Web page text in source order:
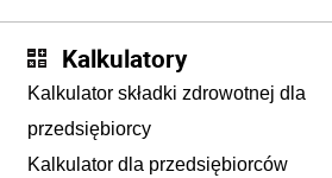
Kalkulatory
Kalkulator składki zdrowotnej dla
przedsiębiorcy
Kalkulator dla przedsiębiorców